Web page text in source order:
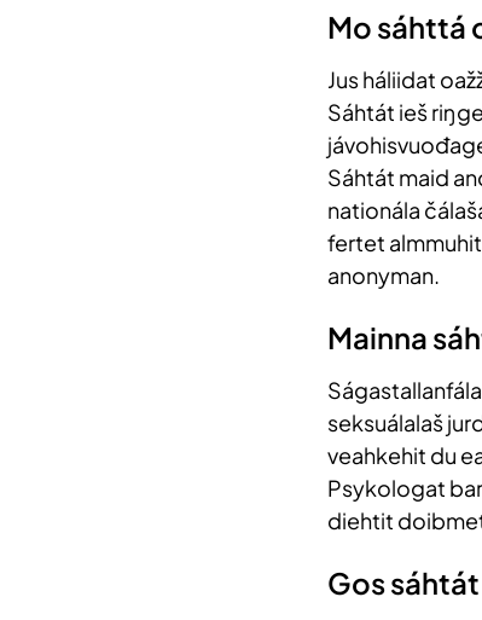
Mo sáhttá
Jus háliidat
Sáhtát ieš
Sáhtát maid
nationála
fertet
anonyman.
Mainna
seksuálalaš
veahkehit du
Psykologat
diehtit
Gos